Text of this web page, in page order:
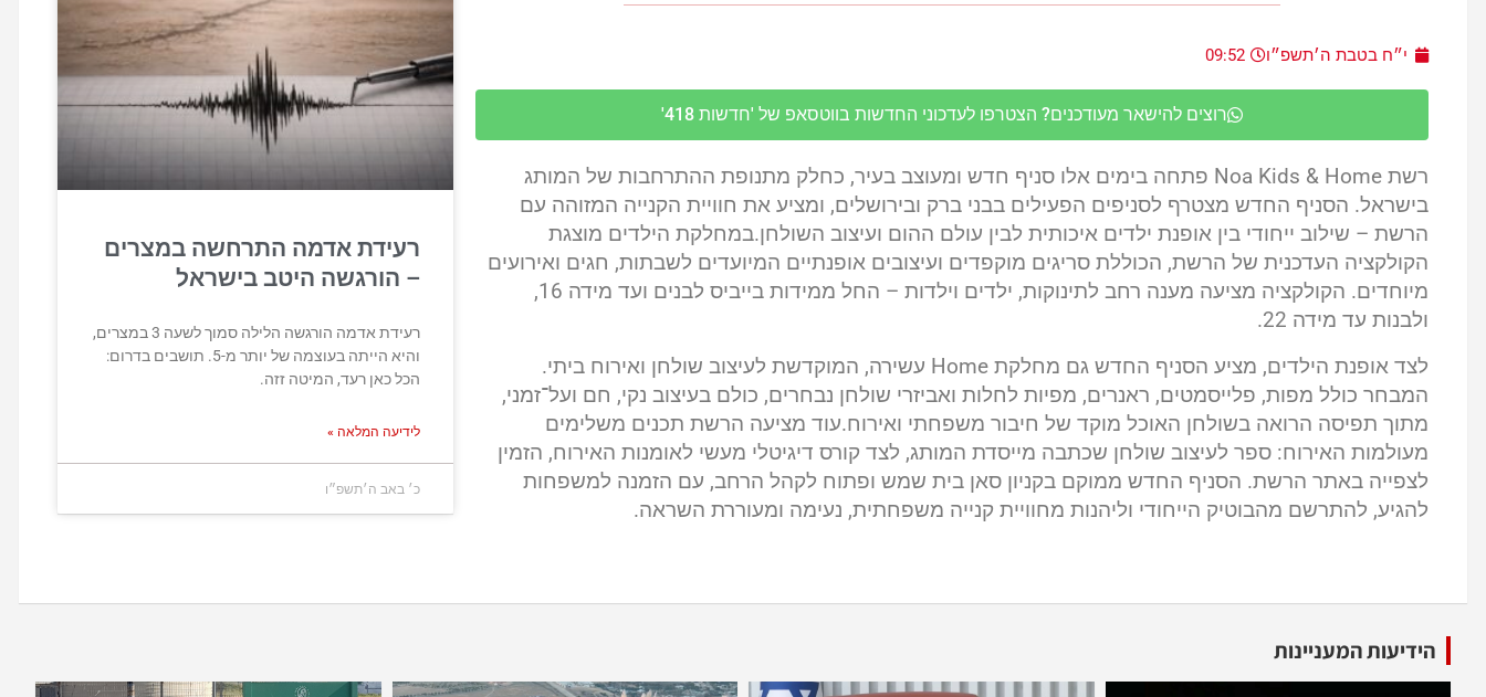
י״ח בטבת ה׳תשפ״ו 09:52
רוצים להישאר מעודכנים? הצטרפו לעדכוני החדשות בווטסאפ של 'חדשות 418'
רשת Noa Kids & Home פתחה בימים אלו סניף חדש ומעוצב בעיר, כחלק מתנופת ההתרחבות של המותג
בישראל. הסניף החדש מצטרף לסניפים הפעילים בבני ברק ובירושלים, ומציע את חוויית הקנייה המזוהה עם
הרשת – שילוב ייחודי בין אופנת ילדים איכותית לבין עולם ההום ועיצוב השולחן.במחלקת הילדים מוצגת
הקולקציה העדכנית של הרשת, הכוללת סריגים מוקפדים ועיצובים אופנתיים המיועדים לשבתות, חגים ואירועים
מיוחדים. הקולקציה מציעה מענה רחב לתינוקות, ילדים וילדות – החל ממידות בייביס לבנים ועד מידה 16,
ולבנות עד מידה 22.
לצד אופנת הילדים, מציע הסניף החדש גם מחלקת Home עשירה, המוקדשת לעיצוב שולחן ואירוח ביתי.
המבחר כולל מפות, פלייסמטים, ראנרים, מפיות לחלות ואביזרי שולחן נבחרים, כולם בעיצוב נקי, חם ועל־זמני,
מתוך תפיסה הרואה בשולחן האוכל מוקד של חיבור משפחתי ואירוח.עוד מציעה הרשת תכנים משלימים
מעולמות האירוח: ספר לעיצוב שולחן שכתבה מייסדת המותג, לצד קורס דיגיטלי מעשי לאומנות האירוח, הזמין
לצפייה באתר הרשת. הסניף החדש ממוקם בקניון סאן בית שמש ופתוח לקהל הרחב, עם הזמנה למשפחות
להגיע, להתרשם מהבוטיק הייחודי וליהנות מחוויית קנייה משפחתית, נעימה ומעוררת השראה.
רעידת אדמה התרחשה במצרים
– הורגשה היטב בישראל
רעידת אדמה הורגשה הלילה סמוך לשעה 3 במצרים,
והיא הייתה בעוצמה של יותר מ-5. תושבים בדרום:
הכל כאן רעד, המיטה זזה.
לידיעה המלאה »
כ׳ באב ה׳תשפ״ו
הידיעות המעניינות